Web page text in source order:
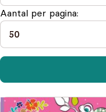
Aantal per pagina: